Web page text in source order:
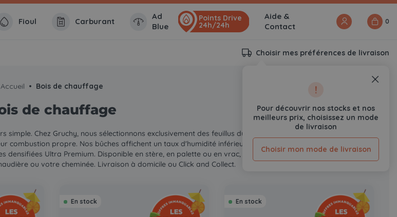
Fioul Carburant
Ad
Blue
Points Drive
24h/24h
Aide &
Contact
0
Choisir mes préférences de livraison
!
Pour découvrir nos stocks et nos
meilleurs prix, choisissez un mode
de livraison
Choisir mon mode de livraison
Accueil Bois de chauffage
de chauffage
Chez Gruchy, nous sélectionnons exclusivement des feuillus durs (chêne, hêtre,
propre. Nos bûches affichent un taux d'humidité inférieur à 20 %, qu'il
densifiées Ultra Premium. Disponible en stère, en palette ou en vrac, notre gamme
ou votre cheminée. Livraison à domicile ou Click and Collect.
En stock En stock